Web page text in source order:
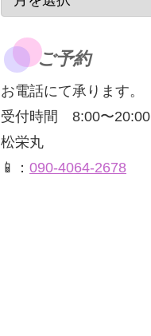
ご予約
お電話にて承ります。
受付時間 8:00〜20:00
松栄丸
📱： 090-4064-2678